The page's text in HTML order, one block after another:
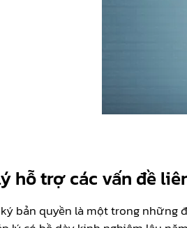
hỗ trợ các vấn đề
bản quyền là một trong